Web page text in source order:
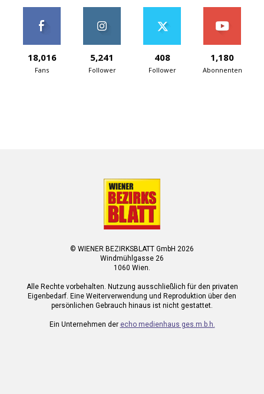
18,016
Fans
5,241
Follower
408
Follower
1,180
Abonnenten
© WIENER BEZIRKSBLATT GmbH 2026
Windmühlgasse 26
1060 Wien.
Alle Rechte vorbehalten. Nutzung ausschließlich für den privaten
Eigenbedarf. Eine Weiterverwendung und Reproduktion über den
persönlichen Gebrauch hinaus ist nicht gestattet.
Ein Unternehmen der echo medienhaus ges.m.b.h.